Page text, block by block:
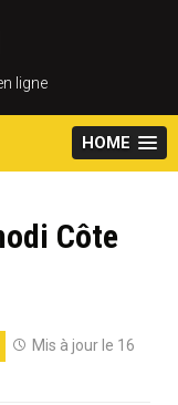
ligne
HOME
Côte
Mis à jour le 16